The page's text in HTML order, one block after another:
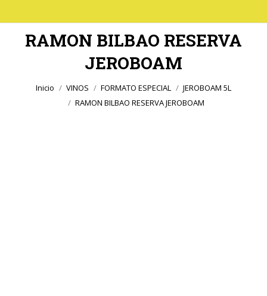
RAMON BILBAO RESERVA
JEROBOAM
Estás aquí:
Inicio VINOS FORMATO ESPECIAL
JEROBOAM 5L
RAMON BILBAO RESERVA JEROBOAM